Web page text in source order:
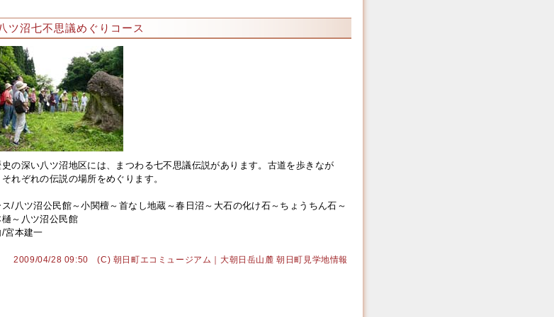
ツ沼七不思議めぐりコース
の深い八ツ沼地区には、まつわる七不思議伝説があります。古道を歩きなが
それぞれの伝説の場所をめぐります。
ス/八ツ沼公民館～小関檀～首なし地蔵～春日沼～大石の化け石～ちょうちん石～
樋～八ツ沼公民館
/宮本建一
2009/04/28 09:50 (C) 朝日町エコミュージアム｜大朝日岳山麓 朝日町見学地情報